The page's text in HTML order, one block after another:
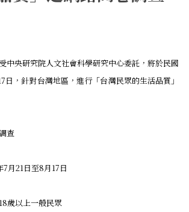
中央研究院人文社會科學研究中心委託，將於民國
日，針對台灣地區，進行「台灣民眾的生活品質」
查
7月21日至8月17日
歲以上一般民眾